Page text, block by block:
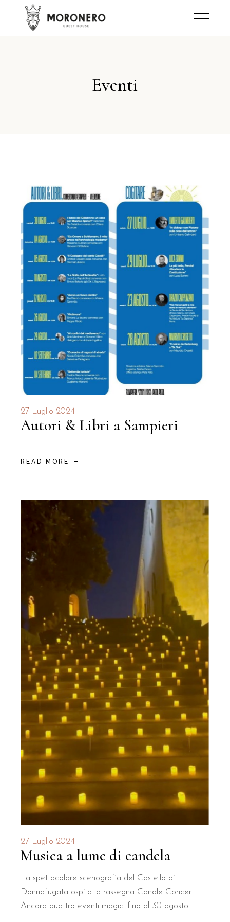
Eventi
27 Luglio 2024
Autori & Libri a Sampieri
READ MORE
27 Luglio 2024
Musica a lume di candela
La spettacolare scenografia del Castello di
Donnafugata ospita la rassegna Candle Concert.
Ancora quattro eventi magici fino al 30 agosto